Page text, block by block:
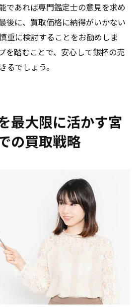
であれば専門鑑定士の意見を求め
後に、買取価格に納得がいかない
重に検討することをお勧めしま
を踏むことで、安心して銀杯の売
るでしょう。
最大限に活かす宮
の買取戦略